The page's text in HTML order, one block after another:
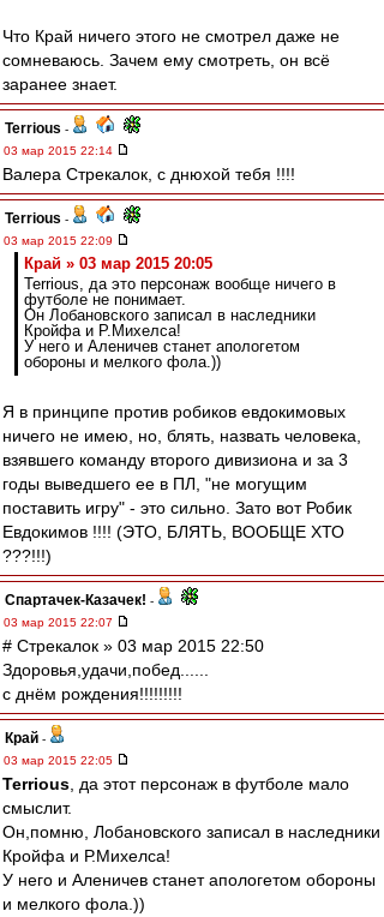
Что Край ничего этого не смотрел даже не
сомневаюсь. Зачем ему смотреть, он всё
заранее знает.
Terrious -
03 мар 2015 22:14
Валера Стрекалок, с днюхой тебя !!!!
Terrious -
03 мар 2015 22:09
Край » 03 мар 2015 20:05
Terrious, да это персонаж вообще ничего в
футболе не понимает.
Он Лобановского записал в наследники
Кройфа и Р.Михелса!
У него и Аленичев станет апологетом
обороны и мелкого фола.))
Я в принципе против робиков евдокимовых
ничего не имею, но, блять, назвать человека,
взявшего команду второго дивизиона и за 3
годы выведшего ее в ПЛ, "не могущим
поставить игру" - это сильно. Зато вот Робик
Евдокимов !!!! (ЭТО, БЛЯТЬ, ВООБЩЕ ХТО
???!!!)
Спартачек-Казачек! -
03 мар 2015 22:07
# Стрекалок » 03 мар 2015 22:50
Здоровья,удачи,побед......
с днём рождения!!!!!!!!!
Край -
03 мар 2015 22:05
Terrious , да этот персонаж в футболе мало
смыслит.
Он,помню, Лобановского записал в наследники
Кройфа и Р.Михелса!
У него и Аленичев станет апологетом обороны
и мелкого фола.))